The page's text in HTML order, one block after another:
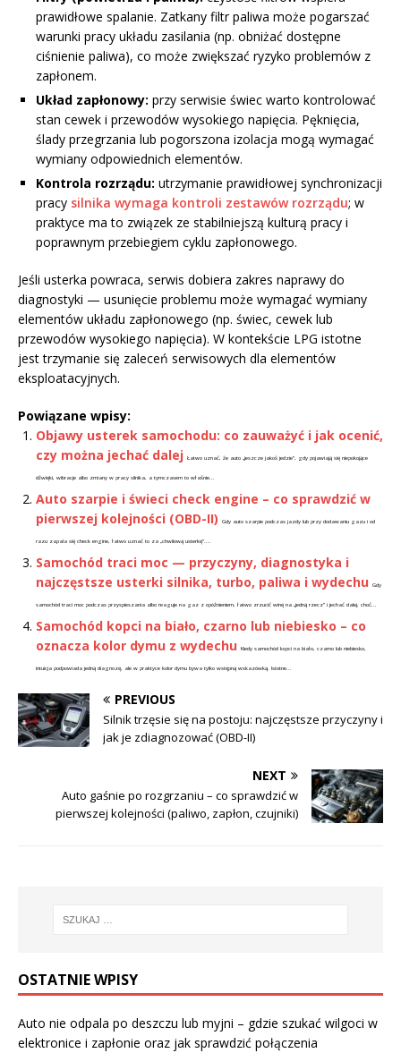
prawidłowe spalanie. Zatkany filtr paliwa może pogarszać
warunki pracy układu zasilania (np. obniżać dostępne
ciśnienie paliwa), co może zwiększać ryzyko problemów z
zapłonem.
Układ zapłonowy: przy serwisie świec warto kontrolować
stan cewek i przewodów wysokiego napięcia. Pęknięcia,
ślady przegrzania lub pogorszona izolacja mogą wymagać
wymiany odpowiednich elementów.
Kontrola rozrządu: utrzymanie prawidłowej synchronizacji
pracy silnika wymaga kontroli zestawów rozrządu; w
praktyce ma to związek ze stabilniejszą kulturą pracy i
poprawnym przebiegiem cyklu zapłonowego.
Jeśli usterka powraca, serwis dobiera zakres naprawy do
diagnostyki — usunięcie problemu może wymagać wymiany
elementów układu zapłonowego (np. świec, cewek lub
przewodów wysokiego napięcia). W kontekście LPG istotne
jest trzymanie się zaleceń serwisowych dla elementów
eksploatacyjnych.
Powiązane wpisy:
Objawy usterek samochodu: co zauważyć i jak ocenić,
czy można jechać dalej
Łatwo uznać, że auto „jeszcze jakoś jedzie”, gdy pojawiają się niepokojące
dźwięki, wibracje albo zmiany w pracy silnika, a tymczasem to właśnie...
Auto szarpie i świeci check engine – co sprawdzić w
pierwszej kolejności (OBD-II)
Gdy auto szarpie podczas jazdy lub przy dodawaniu gazu i od
razu zapala się check engine, łatwo uznać to za „chwilową usterkę”....
Samochód traci moc — przyczyny, diagnostyka i
najczęstsze usterki silnika, turbo, paliwa i wydechu
Gdy
samochód traci moc podczas przyspieszania albo reaguje na gaz z opóźnieniem, łatwo zrzucić winę na „jedną rzecz” i jechać dalej, choć...
Samochód kopci na biało, czarno lub niebiesko – co
oznacza kolor dymu z wydechu
Kiedy samochód kopci na biało, czarno lub niebiesko,
intuicja podpowiada jedną diagnozę, ale w praktyce kolor dymu bywa tylko wstępną wskazówką. Istotne...
PREVIOUS
Silnik trzęsie się na postoju: najczęstsze przyczyny i
jak je zdiagnozować (OBD-II)
NEXT
Auto gaśnie po rozgrzaniu – co sprawdzić w
pierwszej kolejności (paliwo, zapłon, czujniki)
OSTATNIE WPISY
Auto nie odpala po deszczu lub myjni – gdzie szukać wilgoci w
elektronice i zapłonie oraz jak sprawdzić połączenia